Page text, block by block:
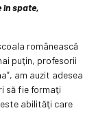
în spate,
românească
puţin, profesorii
am auzit adesea
să fie formaţi
abilităţi care